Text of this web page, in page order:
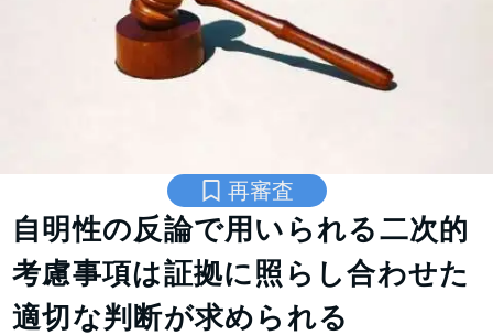
再審査
自明性の反論で用いられる二次的
考慮事項は証拠に照らし合わせた
適切な判断が求められる